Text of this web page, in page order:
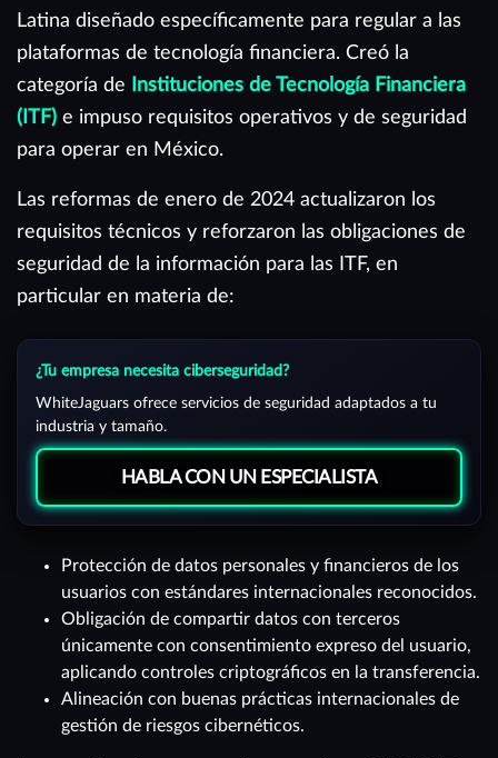
Latina diseñado específicamente para regular a las
plataformas de tecnología financiera. Creó la
categoría de
Instituciones de Tecnología Financiera
(ITF) e impuso requisitos operativos y de seguridad
para operar en México.
Las reformas de enero de 2024 actualizaron los
requisitos técnicos y reforzaron las obligaciones de
seguridad de la información para las ITF, en
particular en materia de:
¿Tu empresa necesita ciberseguridad?
WhiteJaguars ofrece servicios de seguridad adaptados a tu
industria y tamaño.
HABLA CON UN ESPECIALISTA
Protección de datos personales y financieros de los
usuarios con estándares internacionales reconocidos.
Obligación de compartir datos con terceros
únicamente con consentimiento expreso del usuario,
aplicando controles criptográficos en la transferencia.
Alineación con buenas prácticas internacionales de
gestión de riesgos cibernéticos.